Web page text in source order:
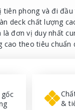
tiên phong và đi
deck chất lượng
đơn vị duy nhất
cao theo tiêu chuẩn
&